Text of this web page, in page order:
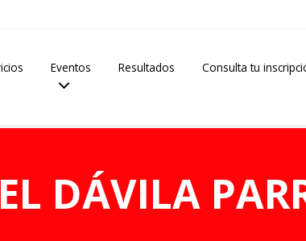
Eventos Resultados Consulta tu
DÁVILA